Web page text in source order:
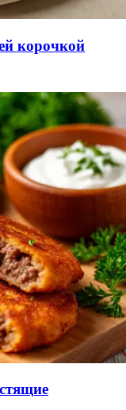
корочкой